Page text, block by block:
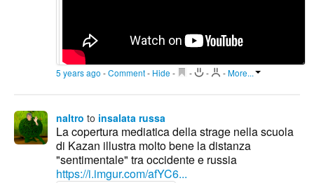
5 years ago -Comment- Hide - - - -More...
naltro to insalata russa
La copertura mediatica della strage nella scuola
di Kazan illustra molto bene la distanza
"sentimentale" tra occidente e russia
https://i.imgur.com/afYC6...